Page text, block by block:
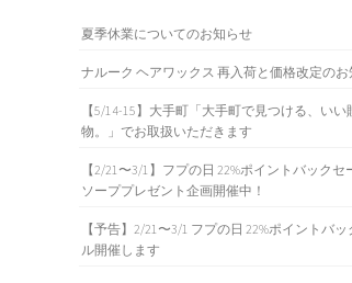
夏季休業についてのお知らせ
ナルーク ヘアワックス 再入荷と価格改定の
【5/14-15】大手町「大手町で見つける、いい
物。」でお取扱いただきます
【2/21〜3/1】フプの日 22%ポイントバックセ
ソーププレゼント企画開催中！
【予告】2/21〜3/1 フプの日 22%ポイントバッ
ル開催します